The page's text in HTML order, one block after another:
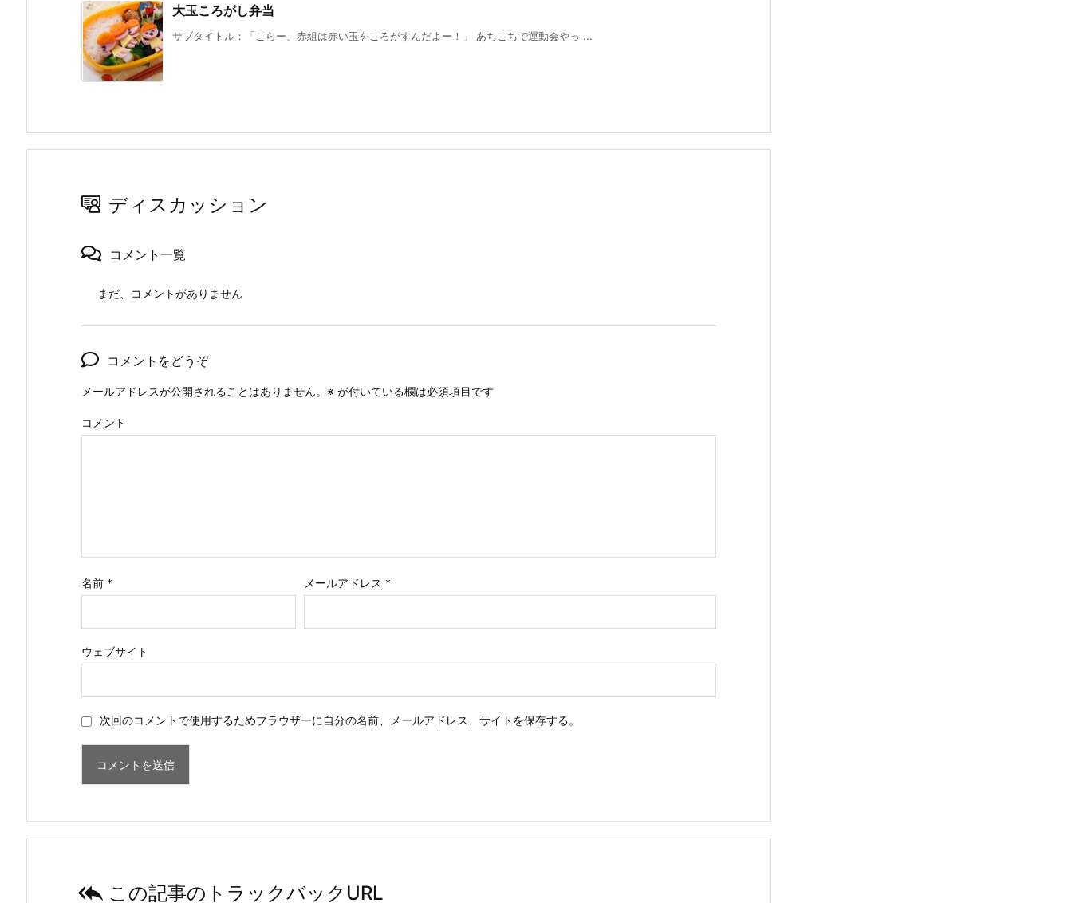
大玉ころがし弁当
サブタイトル：「こらー、赤組は赤い玉をころがすんだよー！」 あちこちで運動会やっ ...
ディスカッション
コメント一覧
まだ、コメントがありません
コメントをどうぞ
メールアドレスが公開されることはありません。 ※ が付いている欄は必須項目です
コメント
名前 * メールアドレス *
ウェブサイト
次回のコメントで使用するためブラウザーに自分の名前、メールアドレス、サイトを保存する。
 この記事のトラックバックURL